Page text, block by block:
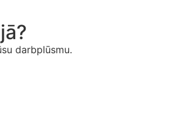
darbplūsmu.